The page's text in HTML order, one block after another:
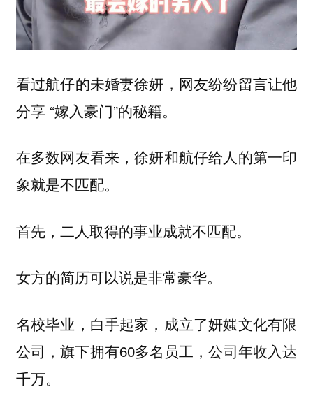
看过航仔的未婚妻徐妍，网友纷纷留言让他
分享 “嫁入豪门”的秘籍。
在多数网友看来，徐妍和航仔给人的第一印
象就是不匹配。
首先，二人取得的事业成就不匹配。
女方的简历可以说是非常豪华。
名校毕业，白手起家，成立了妍媸文化有限
公司，旗下拥有60多名员工，公司年收入达
千万。